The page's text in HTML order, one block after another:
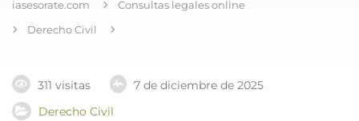
iasesorate.com
Consultas legales online
Derecho Civil
311 visitas
7 de diciembre de 2025
Derecho Civil